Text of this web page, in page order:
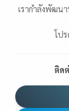
เรากำลังพัฒน
โป
ติด